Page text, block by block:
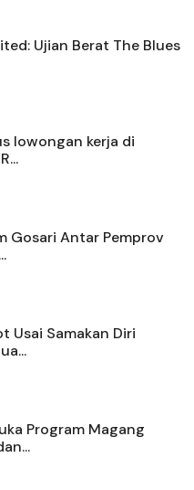
Ujian Berat The Blues
lowongan kerja di
Gosari Antar Pemprov
Usai Samakan Diri
Program Magang